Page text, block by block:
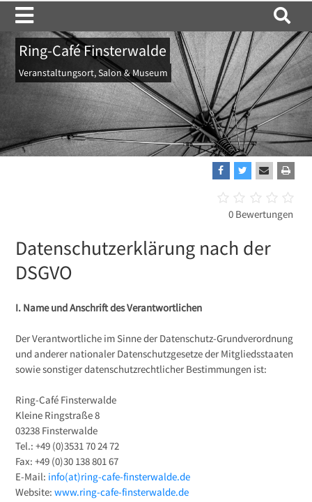
Aktuelles
Newsletter
Ausstellungen
Sammlungsstücke
Stadtgespräche
Stimmen
Fotostrecke
Pressetexte
Sponsoring
Archiv
Impressum
Datenschutz
Über uns
Ring-Café Finsterwalde
Veranstaltungsort, Salon & Museum
0 Bewertungen
Datenschutzerklärung nach der
DSGVO
I. Name und Anschrift des Verantwortlichen
Der Verantwortliche im Sinne der Datenschutz-Grundverordnung
und anderer nationaler Datenschutzgesetze der Mitgliedsstaaten
sowie sonstiger datenschutzrechtlicher Bestimmungen ist:
Ring-Café Finsterwalde
Kleine Ringstraße 8
03238 Finsterwalde
Tel.: +49 (0)3531 70 24 72
Fax: +49 (0)30 138 801 67
E-Mail: info(at)ring-cafe-finsterwalde.de
Website:www.ring-cafe-finsterwalde.de